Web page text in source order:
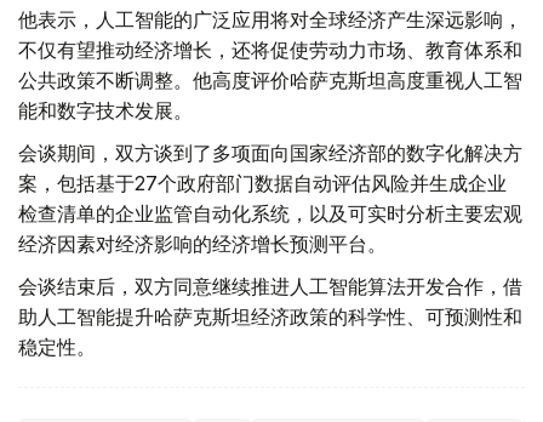
他表示，人工智能的广泛应用将对全球经济产生深远影响，
不仅有望推动经济增长，还将促使劳动力市场、教育体系和
公共政策不断调整。他高度评价哈萨克斯坦高度重视人工智
能和数字技术发展。
会谈期间，双方谈到了多项面向国家经济部的数字化解决方
案，包括基于27个政府部门数据自动评估风险并生成企业
检查清单的企业监管自动化系统，以及可实时分析主要宏观
经济因素对经济影响的经济增长预测平台。
会谈结束后，双方同意继续推进人工智能算法开发合作，借
助人工智能提升哈萨克斯坦经济政策的科学性、可预测性和
稳定性。